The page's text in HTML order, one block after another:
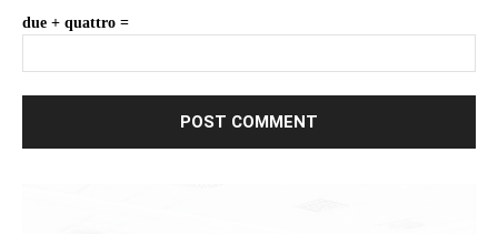
due + quattro =